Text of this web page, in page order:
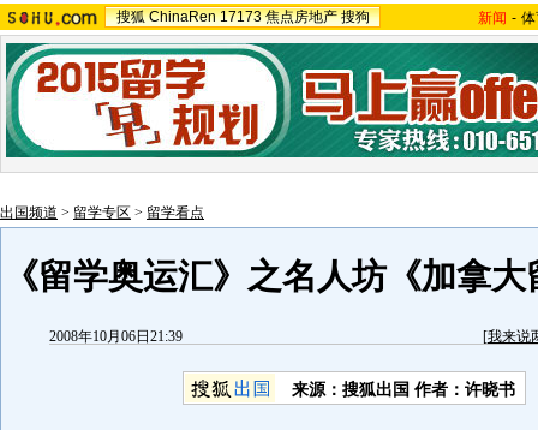
搜狐 ChinaRen 17173 焦点房地产 搜狗 新闻 -
出国频道 > 留学专区 > 留学看点
《留学奥运汇》之名人坊《加拿
2008年10月06日21:39 [我来说
来源：搜狐出国 作者：许晓书